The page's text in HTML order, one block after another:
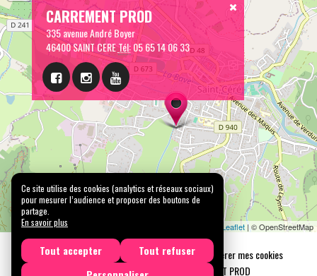
CARREMENT PROD
335 avenue André Boyer
46400 SAINT CERETél:05 65 14 06 33
Leaflet | © OpenStreetMap
Mentions légales Confidentialité
Gérer mes cookies
Tous droits réservés © 2026 |
CARREMENT PROD
Ce site utilise des cookies (analytics et réseaux sociaux)
pour mesurer l’audience et proposer des boutons de
partage.
En savoir plus
Tout accepter
Tout refuser